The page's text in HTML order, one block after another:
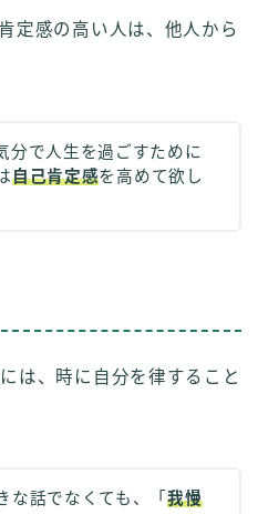
定感の高い人は、他人から
分で人生を過ごすために
自己肯定感を高めて欲し
は、時に自分を律すること
な話でなくても、「我慢